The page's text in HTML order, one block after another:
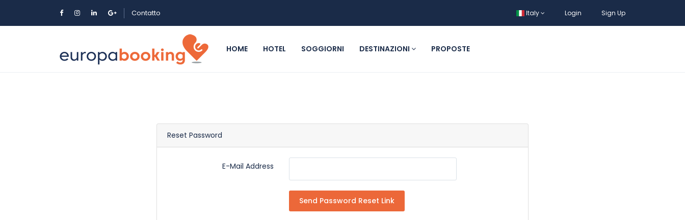
Contatto Italy Login Sign Up
HOME HOTEL SOGGIORNI DESTINAZIONI PROPOSTE
Reset Password
E-Mail Address
Send Password Reset Link